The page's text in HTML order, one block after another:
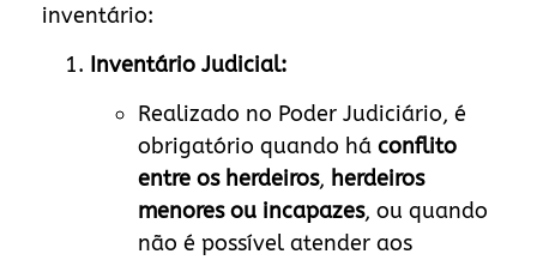
inventário:
Inventário Judicial:
Realizado no Poder Judiciário, é
obrigatório quando há conflito
entre os herdeiros, herdeiros
menores ou incapazes, ou quando
não é possível atender aos